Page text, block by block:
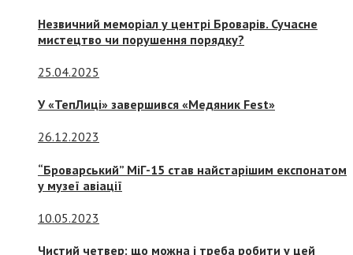
Незвичний меморіал у центрі Броварів. Сучасне
мистецтво чи порушення порядку?
25.04.2025
У «ТепЛиці» завершився «Медяник Fest»
26.12.2023
“Броварський” МіГ-15 став найстарішим експонатом
у музеї авіації
10.05.2023
Чистий четвер: що можна і треба робити у цей